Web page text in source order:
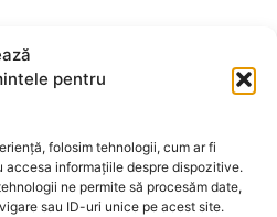
pentru
folosim tehnologii, cum ar fi
informațiile despre dispozitive.
ne permite să procesăm date,
sau ID-uri unice pe acest site.